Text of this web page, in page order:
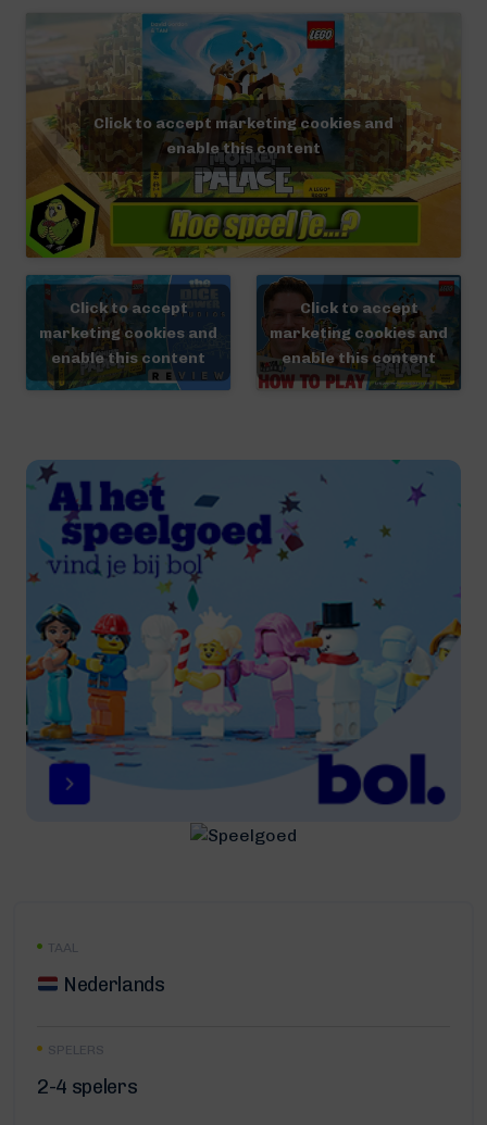
TAAL
Nederlands
SPELERS
2-4 spelers
Click to accept marketing cookies and
enable this content
Click to accept
marketing cookies and
enable this content
Click to accept
marketing cookies and
enable this content